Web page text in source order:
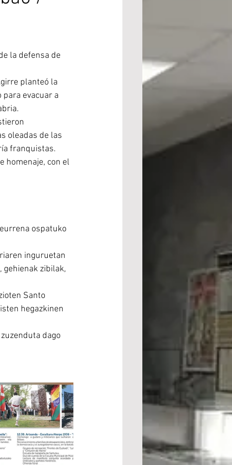
la defensa de
planteó la
evacuar a
oleadas de las
franquistas.
homenaje, con el
ospatuko
inguruetan
zibilak,
Santo
hegazkinen
dago